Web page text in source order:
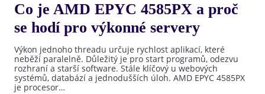
Co je AMD EPYC 4585PX a proč
se hodí pro výkonné servery
Výkon jednoho threadu určuje rychlost aplikací, které
neběží paralelně. Důležitý je pro start programů, odezvu
rozhraní a starší software. Stále klíčový u webových
systémů, databází a jednodušších úloh. AMD EPYC 4585PX
je procesor…